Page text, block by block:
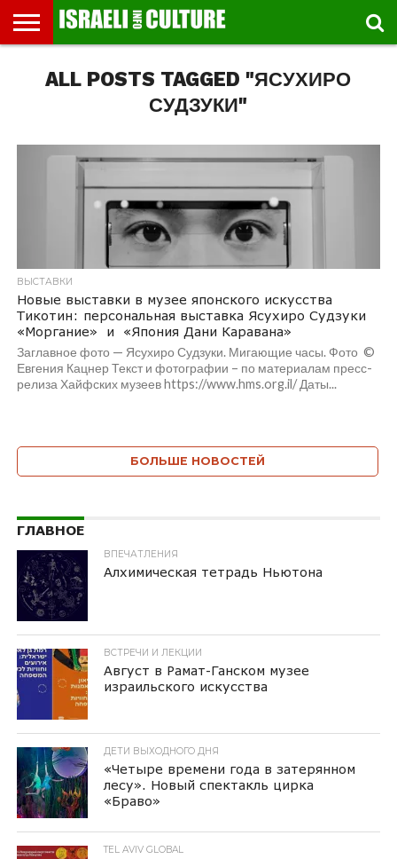
МУЗЕИ
СТРАНА
ФЕСТИВАЛЕЙ
ТЕАТР
КНИГИ.
ТЕКСТЫ
МУЗЫКА
РЕЛИГИЯ/
ИСТОРИЯ
ДВИЖЕНИЕ
ДЕТИ
ВЫХОДНОГО
МАРШРУТЫ
ПРОГУЛЬЩИКА
ВИДЕО-
РЕЧИ
ВПЕЧАТЛЕНИЯ
ВСТРЕЧИ
ИНТЕРВЬЮ
КИНО
TEL
AVIV
ALL POSTS TAGGED "ЯСУХИРО
СУДЗУКИ"
ВЫСТАВКИ
Новые выставки в музее японского искусства
Тикотин: персональная выставка Ясухиро Судзуки
«Моргание» и «Япония Дани Каравана»
Заглавное фото — Ясухиро Судзуки. Мигающие часы. Фото ©
Евгения Кацнер Текст и фотографии – по материалам пресс-
релиза Хайфских музеев https://www.hms.org.il/ Даты...
БОЛЬШЕ НОВОСТЕЙ
ГЛАВНОЕ
ВПЕЧАТЛЕНИЯ
Алхимическая тетрадь Ньютона
ВСТРЕЧИ И ЛЕКЦИИ
Август в Рамат-Ганском музее
израильского искусства
ДЕТИ ВЫХОДНОГО ДНЯ
«Четыре времени года в затерянном
лесу». Новый спектакль цирка
«Браво»
TEL AVIV GLOBAL